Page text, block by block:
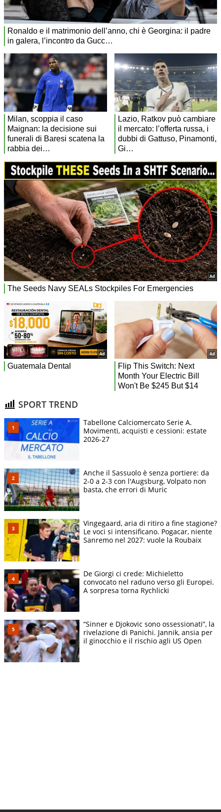
SPORT TREND
Tabellone Calciomercato Serie A.
Movimenti, acquisti e cessioni: estate
2026-27
Anche il Sassuolo è senza portiere: da
2-0 a 2-3 con l'Augsburg, Volpato non
basta, che errori di Muric
Vingegaard, aria di ritiro a fine stagione?
Le voci si intensificano. Pogacar, niente
Sanremo nel 2027: vuole la Roubaix
De Giorgi ci crede: Michieletto
convocato nel raduno verso gli Europei.
A sorpresa torna Rychlicki
“Sinner e Djokovic sono ossessionati”, la
rivelazione di Panichi. Jannik, ansia per
il ginocchio e il rischio agli US Open